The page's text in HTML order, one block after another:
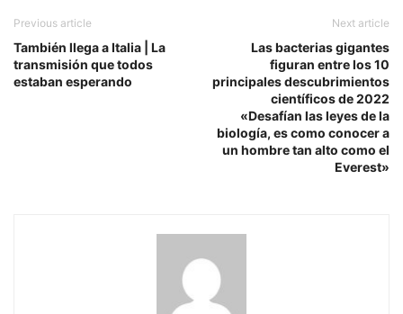
Previous article
También llega a Italia | La
transmisión que todos
estaban esperando
Next article
Las bacterias gigantes
figuran entre los 10
principales descubrimientos
científicos de 2022
«Desafían las leyes de la
biología, es como conocer a
un hombre tan alto como el
Everest»